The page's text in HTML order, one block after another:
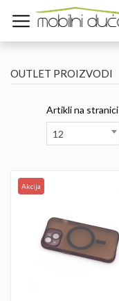
OUTLET PROIZVODI
Artikli na stranici
12
Akcija